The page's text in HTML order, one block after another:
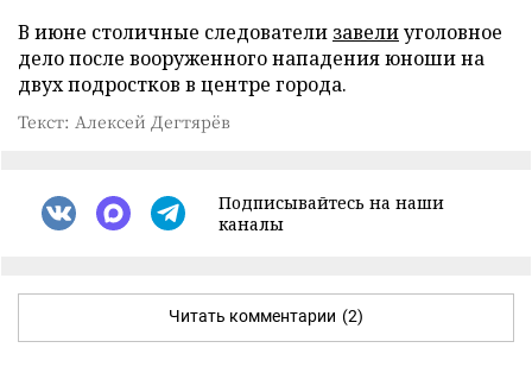
В июне столичные следователи завелиуголовное
дело после вооруженного нападения юноши на
двух подростков в центре города.
Текст: Алексей Дегтярёв
Подписывайтесь на наши
каналы
Читать комментарии (2)